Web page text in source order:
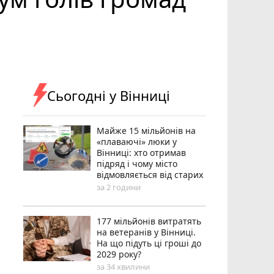
Сьогодні у Вінниці
Майже 15 мільйонів на
«плаваючі» люки у
Вінниці: хто отримав
підряд і чому місто
відмовляється від старих
за 2 години
177 мільйонів витратять
на ветеранів у Вінниці.
На що підуть ці гроші до
2029 року?
за 34 хвилини